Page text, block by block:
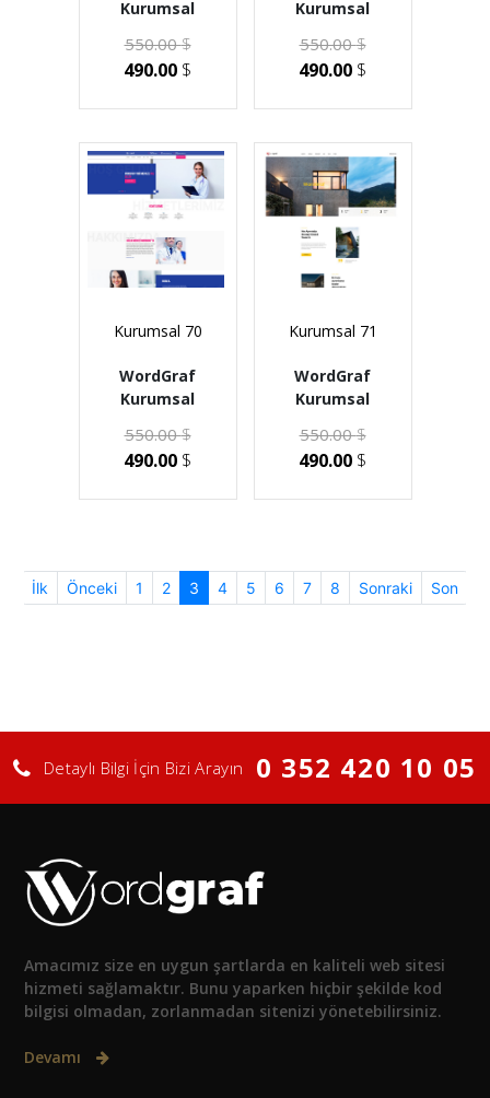
Kurumsal
550.00$
490.00 $
Kurumsal
550.00$
490.00 $
Kurumsal 70
WordGraf
Kurumsal
550.00$
490.00 $
Kurumsal 71
WordGraf
Kurumsal
550.00$
490.00 $
İlk Önceki 1 2 3 (current)
4 5 6 7 8 Sonraki Son
Detaylı Bilgi İçin Bizi Arayın 0 352 420 10 05
Amacımız size en uygun şartlarda en kaliteli web sitesi
hizmeti sağlamaktır. Bunu yaparken hiçbir şekilde kod
bilgisi olmadan, zorlanmadan sitenizi yönetebilirsiniz.
Devamı